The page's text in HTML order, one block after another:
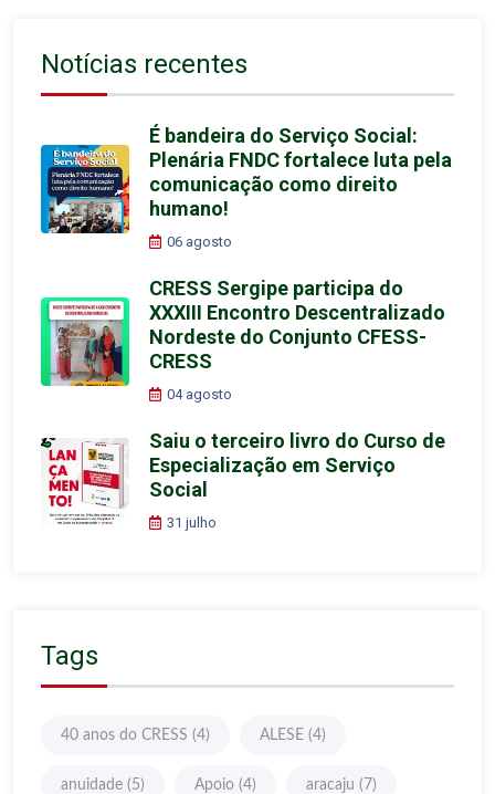
Notícias recentes
É bandeira do Serviço Social:
Plenária FNDC fortalece luta pela
comunicação como direito
humano!
06 agosto
CRESS Sergipe participa do
XXXIII Encontro Descentralizado
Nordeste do Conjunto CFESS-
CRESS
04 agosto
Saiu o terceiro livro do Curso de
Especialização em Serviço
Social
31 julho
Tags
40 anos do CRESS (4) ALESE (4)
anuidade (5) Apoio (4) aracaju (7)